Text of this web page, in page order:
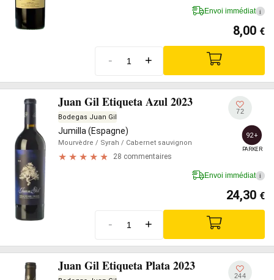
Envoi immédiat i
8,00 €
- +
Juan Gil Etiqueta Azul 2023
Bodegas Juan Gil
Jumilla (Espagne)
Mourvèdre / Syrah / Cabernet sauvignon
28 commentaires
72
92+
PARKER
Envoi immédiat i
24,30 €
- +
Juan Gil Etiqueta Plata 2023
244